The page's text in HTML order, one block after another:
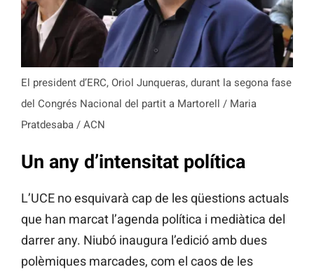
El president d’ERC, Oriol Junqueras, durant la segona fase
del Congrés Nacional del partit a Martorell / Maria
Pratdesaba / ACN
Un any d’intensitat política
L’UCE no esquivarà cap de les qüestions actuals
que han marcat l’agenda política i mediàtica del
darrer any. Niubó inaugura l’edició amb dues
polèmiques marcades, com el caos de les